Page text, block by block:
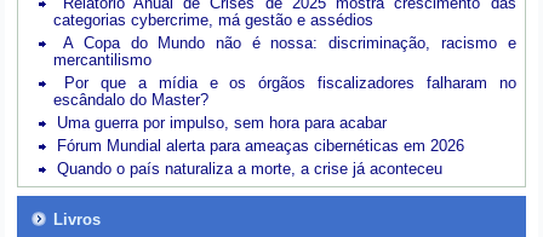
categorias cybercrime, má gestão e assédios
A Copa do Mundo não é nossa: discriminação, racismo e
mercantilismo
Por que a mídia e os órgãos fiscalizadores falharam no
escândalo do Master?
Uma guerra por impulso, sem hora para acabar
Fórum Mundial alerta para ameaças cibernéticas em 2026
Quando o país naturaliza a morte, a crise já aconteceu
Livros